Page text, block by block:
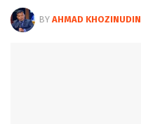
BY AHMAD KHOZINUDIN